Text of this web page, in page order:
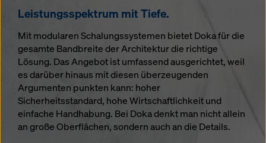
Leistungsspektrum mit Tiefe.
Mit modularen Schalungssystemen bietet Doka für die
gesamte Bandbreite der Architektur die richtige
Lösung. Das Angebot ist umfassend ausgerichtet, weil
es darüber hinaus mit diesen überzeugenden
Argumenten punkten kann: hoher
Sicherheitsstandard, hohe Wirtschaftlichkeit und
einfache Handhabung. Bei Doka denkt man nicht allein
an große Oberflächen, sondern auch an die Details.